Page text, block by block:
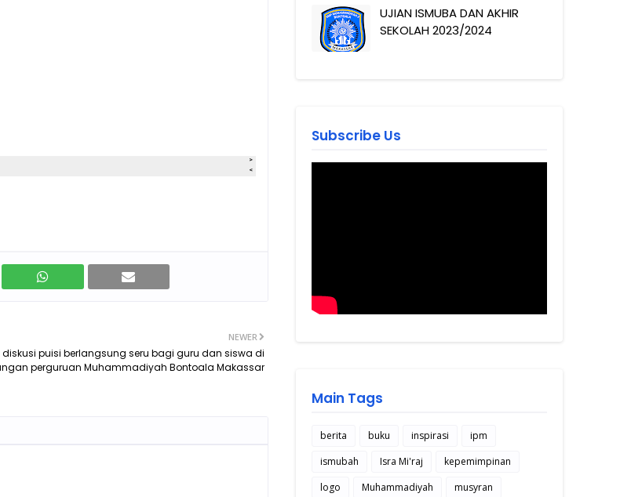
NEWER
diskusi puisi berlangsung seru bagi guru dan siswa di
perguruan Muhammadiyah Bontoala Makassar
UJIAN ISMUBA DAN AKHIR
SEKOLAH 2023/2024
Subscribe Us
Main Tags
berita buku inspirasi
ipm
ismubah
Isra Mi'raj
kepemimpinan
logo
Muhammadiyah
musyran